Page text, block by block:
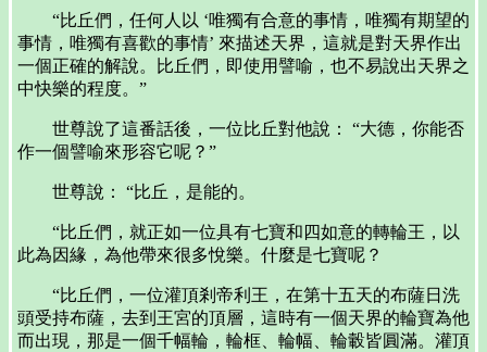
“比丘們，任何人以 ‘唯獨有合意的事情，唯獨有期望的
事情，唯獨有喜歡的事情’ 來描述天界，這就是對天界作出
一個正確的解說。比丘們，即使用譬喻，也不易說出天界之
中快樂的程度。”
世尊說了這番話後，一位比丘對他說： “大德，你能否
作一個譬喻來形容它呢？”
世尊說： “比丘，是能的。
“比丘們，就正如一位具有七寶和四如意的轉輪王，以
此為因緣，為他帶來很多悅樂。什麼是七寶呢？
“比丘們，一位灌頂剎帝利王，在第十五天的布薩日洗
頭受持布薩，去到王宮的頂層，這時有一個天界的輪寶為他
而出現，那是一個千幅輪，輪框、輪幅、輪轂皆圓滿。灌頂